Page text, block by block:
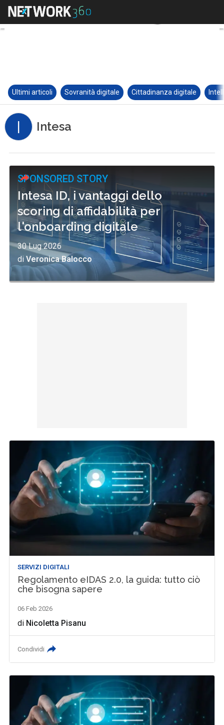
Ultimi articoli Sovranità digitale Cittadinanza digitale
I Intesa
SPONSORED STORY
Intesa ID, i vantaggi dello
scoring di affidabilità per
l'onboarding digitale
30 Lug 2026
diVeronica Balocco
SERVIZI DIGITALI
Regolamento eIDAS 2.0, la guida: tutto ciò
che bisogna sapere
06 Feb 2026
di Nicoletta Pisanu
Condividi